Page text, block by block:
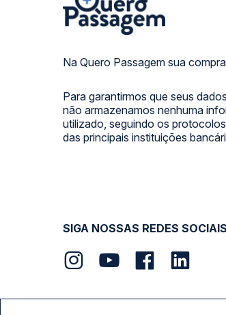
Na Quero Passagem sua
Para garantirmos que seus
não armazenamos nenhuma
utilizado, seguindo os
das principais instituições
SIGA NOSSAS REDES